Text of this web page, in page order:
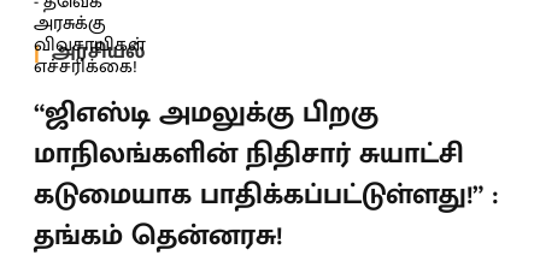
அரசியல்
“ஜிஎஸ்டி அமலுக்கு பிறகு
மாநிலங்களின் நிதிசார் சுயாட்சி
கடுமையாக பாதிக்கப்பட்டுள்ளது!” :
தங்கம் தென்னரசு!